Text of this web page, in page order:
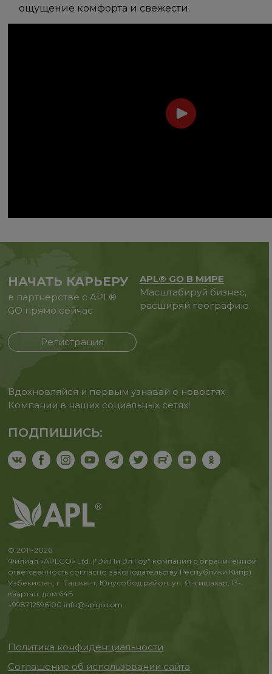
ощущение комфорта и свежести.
НАЧАТЬ КАРЬЕРУ
в партнерстве с APL®
GO прямо сейчас
Регистрация
APL® GO В МИРЕ
Масштабируй бизнес,
расширяй географию.
Вдохновляйся и первым узнавай о новостях
Компании в наших социальных сетях!
ПОДПИШИСЬ:
© 2011-2026
Филиал «APLGO» Ltd. ("Эй Пи Эл Гоу" компания с ограниченной
ответсвенность согласно законодательству Республики Кипр)
Узбекистан, г. Ташкент, Юнусобод район, ул. Янгишахар, 13-
квартал, дом 64Б
+998712596100 info@aplgo.com
Политика конфиденциальности
Соглашение об использовании сайта